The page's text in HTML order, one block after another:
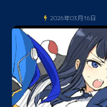
2026年03月16日